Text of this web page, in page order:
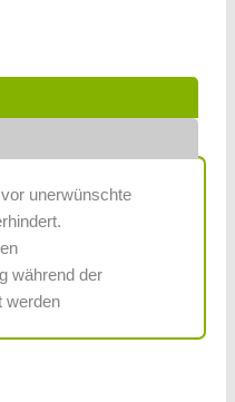
unerwünschte
während der
werden